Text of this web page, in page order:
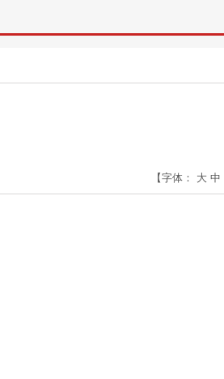
【字体： 大 中